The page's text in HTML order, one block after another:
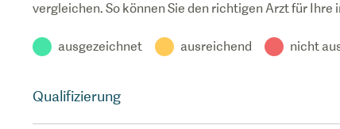
vergleichen. So können Sie den richtigen Arzt für
ausgezeichnet ausreichend nicht
Qualifizierung